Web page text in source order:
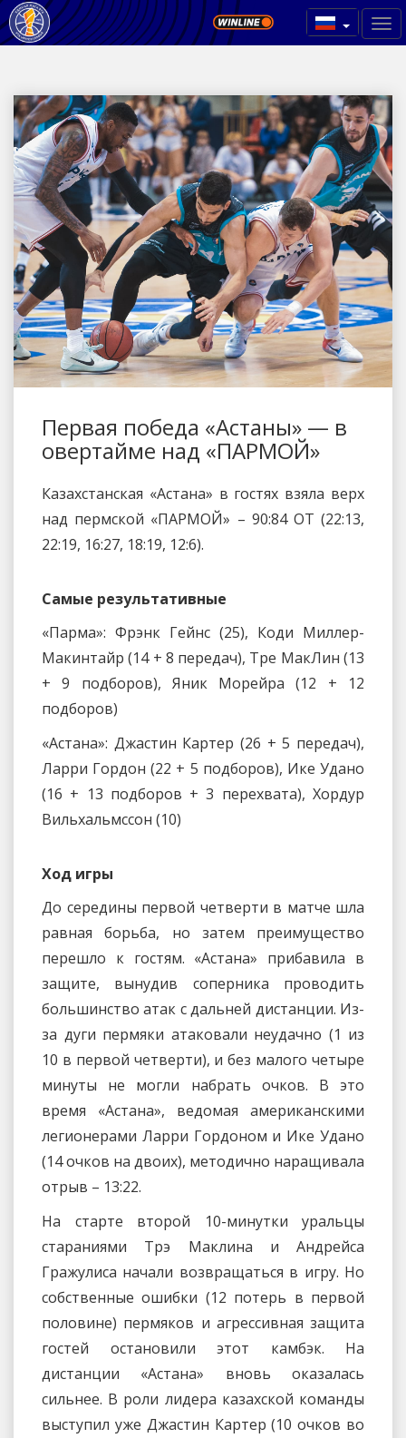
Первая победа «Астаны» — в
овертайме над «ПАРМОЙ»
Казахстанская «Астана» в гостях взяла верх
над пермской «ПАРМОЙ» – 90:84 ОТ (22:13,
22:19, 16:27, 18:19, 12:6).
Самые результативные
«Парма»: Фрэнк Гейнс (25), Коди Миллер-
Макинтайр (14 + 8 передач), Тре МакЛин (13
+ 9 подборов), Яник Морейра (12 + 12
подборов)
«Астана»: Джастин Картер (26 + 5 передач),
Ларри Гордон (22 + 5 подборов), Ике Удано
(16 + 13 подборов + 3 перехвата), Хордур
Вильхальмссон (10)
Ход игры
До середины первой четверти в матче шла
равная борьба, но затем преимущество
перешло к гостям. «Астана» прибавила в
защите, вынудив соперника проводить
большинство атак с дальней дистанции. Из-
за дуги пермяки атаковали неудачно (1 из
10 в первой четверти), и без малого четыре
минуты не могли набрать очков. В это
время «Астана», ведомая американскими
легионерами Ларри Гордоном и Ике Удано
(14 очков на двоих), методично наращивала
отрыв – 13:22.
На старте второй 10-минутки уральцы
стараниями Трэ Маклина и Андрейса
Гражулиса начали возвращаться в игру. Но
собственные ошибки (12 потерь в первой
половине) пермяков и агрессивная защита
гостей остановили этот камбэк. На
дистанции «Астана» вновь оказалась
сильнее. В роли лидера казахской команды
выступил уже Джастин Картер (10 очков во